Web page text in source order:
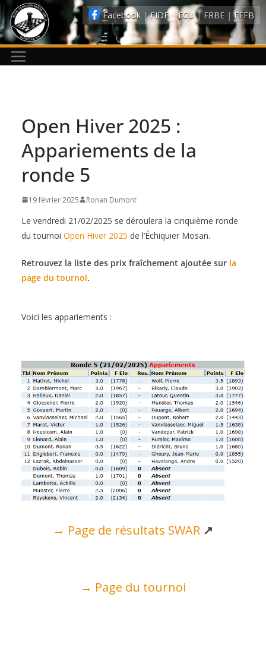
Passer
au
contenu
Open Hiver 2025 :
Appariements de la
ronde 5
19 février 2025 Ronan Dumont
Le vendredi 21/02/2025 se déroulera la cinquième ronde
du tournoi Open Hiver 2025 de l’Échiquier Mosan.
Retrouvez la liste des prix fraîchement ajoutée sur la
page du tournoi.
Voici les appariements :
→ Page de résultats SWAR ↗
→ Page du tournoi
Facebook | FIDE| ECU| FRBE | FEFB